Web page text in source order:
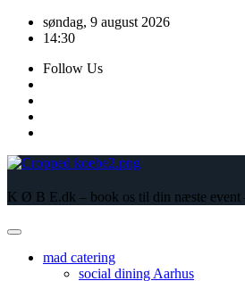
Skip
søndag, 9 august 2026
14:30
Follow Us
K Ø B E.dk – book os til din næste event
mad catering
social dining Aarhus